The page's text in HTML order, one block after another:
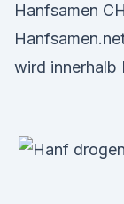
Hanfsamen
wird innerhalb